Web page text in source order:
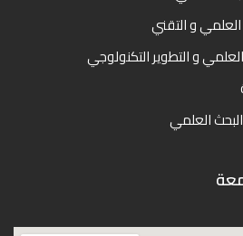
و التقني
و التطوير التكنولوجي
العلمي